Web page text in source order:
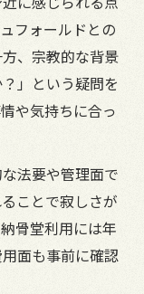
フォールドとの
、宗教的な背景
」という疑問を
や気持ちに合っ
法要や管理面で
ことで寂しさが
骨堂利用には年
面も事前に確認